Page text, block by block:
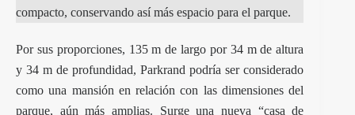
compacto, conservando así más espacio para el parque.
Por sus proporciones, 135 m de largo por 34 m de altura
y 34 m de profundidad, Parkrand podría ser considerado
como una mansión en relación con las dimensiones del
parque, aún más amplias. Surge una nueva “casa de